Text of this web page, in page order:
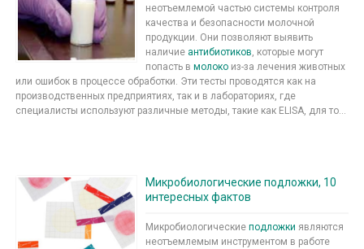
неотъемлемой частью системы контроля
качества и безопасности молочной
продукции. Они позволяют выявить
наличие антибиотиков , которые могут
попасть в молоко из-за лечения животных
или ошибок в процессе обработки. Эти тесты проводятся как на
производственных предприятиях, так и в лабораториях, где
специалисты используют различные методы, такие как ELISA, для то...
Микробиологические подложки, 10
интересных фактов
Микробиологические подложки являются
неотъемлемым инструментом в работе